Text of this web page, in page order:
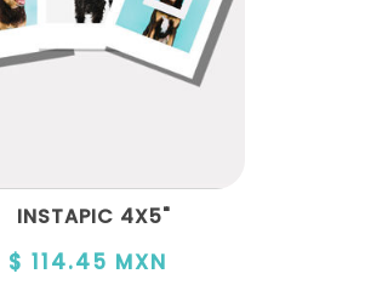
INSTAPIC 4X5"
$ 114.45 MXN